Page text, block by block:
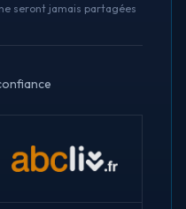
seront jamais partagées